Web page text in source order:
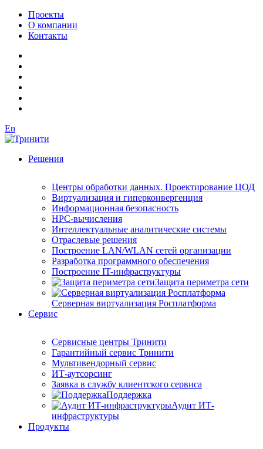
Проекты
О компании
Контакты
En
Решения
Центры обработки данных. Проектирование ЦОД
Виртуализация и гиперконвергенция
Информационная безопасность
HPC-вычисления
Интеллектуальные аналитические системы
Отраслевые решения
Построение LAN/WLAN сетей организации
Разработка программного обеспечения
Построение IT-инфраструктуры
Защита периметра сети
Серверная виртуализация Росплатформа
Сервис
Сервисные центры Тринити
Гарантийный сервис Тринити
Мультивендорный сервис
ИТ-аутсорсинг
Заявка в службу клиентского сервиса
Поддержка
Аудит ИТ-
инфраструктуры
Продукты